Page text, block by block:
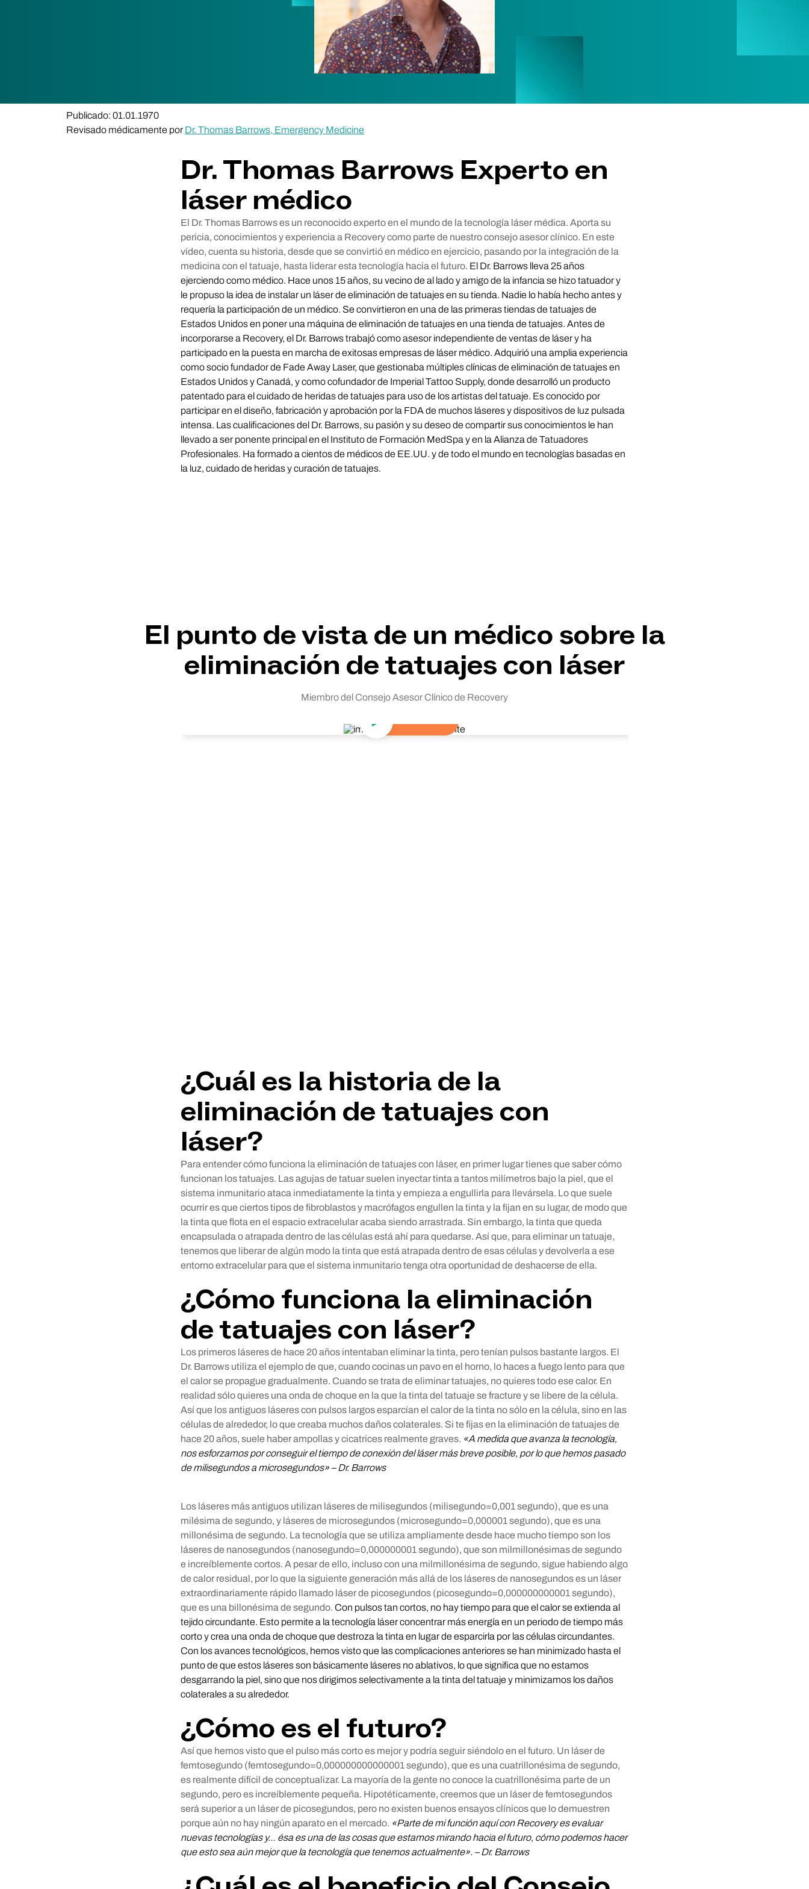
Publicado: 01.01.1970
Revisado médicamente por Dr. Thomas Barrows, Emergency Medicine
Dr. Thomas Barrows Experto en
láser médico
El Dr. Thomas Barrows es un reconocido experto en el mundo de la tecnología láser médica. Aporta su
pericia, conocimientos y experiencia a Recovery como parte de nuestro consejo asesor clínico. En este
vídeo, cuenta su historia, desde que se convirtió en médico en ejercicio, pasando por la integración de la
medicina con el tatuaje, hasta liderar esta tecnología hacia el futuro. El Dr. Barrows lleva 25 años
ejerciendo como médico. Hace unos 15 años, su vecino de al lado y amigo de la infancia se hizo tatuador y
le propuso la idea de instalar un láser de eliminación de tatuajes en su tienda. Nadie lo había hecho antes y
requería la participación de un médico. Se convirtieron en una de las primeras tiendas de tatuajes de
Estados Unidos en poner una máquina de eliminación de tatuajes en una tienda de tatuajes. Antes de
incorporarse a Recovery, el Dr. Barrows trabajó como asesor independiente de ventas de láser y ha
participado en la puesta en marcha de exitosas empresas de láser médico. Adquirió una amplia experiencia
como socio fundador de Fade Away Laser, que gestionaba múltiples clínicas de eliminación de tatuajes en
Estados Unidos y Canadá, y como cofundador de Imperial Tattoo Supply, donde desarrolló un producto
patentado para el cuidado de heridas de tatuajes para uso de los artistas del tatuaje. Es conocido por
participar en el diseño, fabricación y aprobación por la FDA de muchos láseres y dispositivos de luz pulsada
intensa. Las cualificaciones del Dr. Barrows, su pasión y su deseo de compartir sus conocimientos le han
llevado a ser ponente principal en el Instituto de Formación MedSpa y en la Alianza de Tatuadores
Profesionales. Ha formado a cientos de médicos de EE.UU. y de todo el mundo en tecnologías basadas en
la luz, cuidado de heridas y curación de tatuajes.
El punto de vista de un médico sobre la
eliminación de tatuajes con láser
Miembro del Consejo Asesor Clínico de Recovery
Reproducir vídeo
¿Cuál es la historia de la
eliminación de tatuajes con
láser?
Para entender cómo funciona la eliminación de tatuajes con láser, en primer lugar tienes que saber cómo
funcionan los tatuajes. Las agujas de tatuar suelen inyectar tinta a tantos milímetros bajo la piel, que el
sistema inmunitario ataca inmediatamente la tinta y empieza a engullirla para llevársela. Lo que suele
ocurrir es que ciertos tipos de fibroblastos y macrófagos engullen la tinta y la fijan en su lugar, de modo que
la tinta que flota en el espacio extracelular acaba siendo arrastrada. Sin embargo, la tinta que queda
encapsulada o atrapada dentro de las células está ahí para quedarse. Así que, para eliminar un tatuaje,
tenemos que liberar de algún modo la tinta que está atrapada dentro de esas células y devolverla a ese
entorno extracelular para que el sistema inmunitario tenga otra oportunidad de deshacerse de ella.
¿Cómo funciona la eliminación
de tatuajes con láser?
Los primeros láseres de hace 20 años intentaban eliminar la tinta, pero tenían pulsos bastante largos. El
Dr. Barrows utiliza el ejemplo de que, cuando cocinas un pavo en el horno, lo haces a fuego lento para que
el calor se propague gradualmente. Cuando se trata de eliminar tatuajes, no quieres todo ese calor. En
realidad sólo quieres una onda de choque en la que la tinta del tatuaje se fracture y se libere de la célula.
Así que los antiguos láseres con pulsos largos esparcían el calor de la tinta no sólo en la célula, sino en las
células de alrededor, lo que creaba muchos daños colaterales. Si te fijas en la eliminación de tatuajes de
hace 20 años, suele haber ampollas y cicatrices realmente graves. «A medida que avanza la tecnología,
nos esforzamos por conseguir el tiempo de conexión del láser más breve posible, por lo que hemos pasado
de milisegundos a microsegundos» – Dr. Barrows
Los láseres más antiguos utilizan láseres de milisegundos (milisegundo=0,001 segundo), que es una
milésima de segundo, y láseres de microsegundos (microsegundo=0,000001 segundo), que es una
millonésima de segundo. La tecnología que se utiliza ampliamente desde hace mucho tiempo son los
láseres de nanosegundos (nanosegundo=0,000000001 segundo), que son milmillonésimas de segundo
e increíblemente cortos. A pesar de ello, incluso con una milmillonésima de segundo, sigue habiendo algo
de calor residual, por lo que la siguiente generación más allá de los láseres de nanosegundos es un láser
extraordinariamente rápido llamado láser de picosegundos (picosegundo=0,000000000001 segundo),
que es una billonésima de segundo. Con pulsos tan cortos, no hay tiempo para que el calor se extienda al
tejido circundante. Esto permite a la tecnología láser concentrar más energía en un periodo de tiempo más
corto y crea una onda de choque que destroza la tinta en lugar de esparcirla por las células circundantes.
Con los avances tecnológicos, hemos visto que las complicaciones anteriores se han minimizado hasta el
punto de que estos láseres son básicamente láseres no ablativos, lo que significa que no estamos
desgarrando la piel, sino que nos dirigimos selectivamente a la tinta del tatuaje y minimizamos los daños
colaterales a su alrededor.
¿Cómo es el futuro?
Así que hemos visto que el pulso más corto es mejor y podría seguir siéndolo en el futuro. Un láser de
femtosegundo (femtosegundo=0,000000000000001 segundo), que es una cuatrillonésima de segundo,
es realmente difícil de conceptualizar. La mayoría de la gente no conoce la cuatrillonésima parte de un
segundo, pero es increíblemente pequeña. Hipotéticamente, creemos que un láser de femtosegundos
será superior a un láser de picosegundos, pero no existen buenos ensayos clínicos que lo demuestren
porque aún no hay ningún aparato en el mercado. «Parte de mi función aquí con Recovery es evaluar
nuevas tecnologías y… ésa es una de las cosas que estamos mirando hacia el futuro, cómo podemos hacer
que esto sea aún mejor que la tecnología que tenemos actualmente». – Dr. Barrows